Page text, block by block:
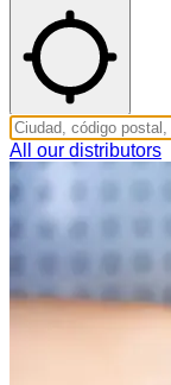
All our distributors